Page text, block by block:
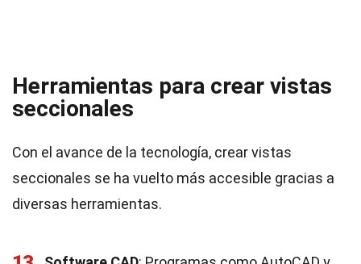
Herramientas para crear vistas
seccionales
Con el avance de la tecnología, crear vistas
seccionales se ha vuelto más accesible gracias a
diversas herramientas.